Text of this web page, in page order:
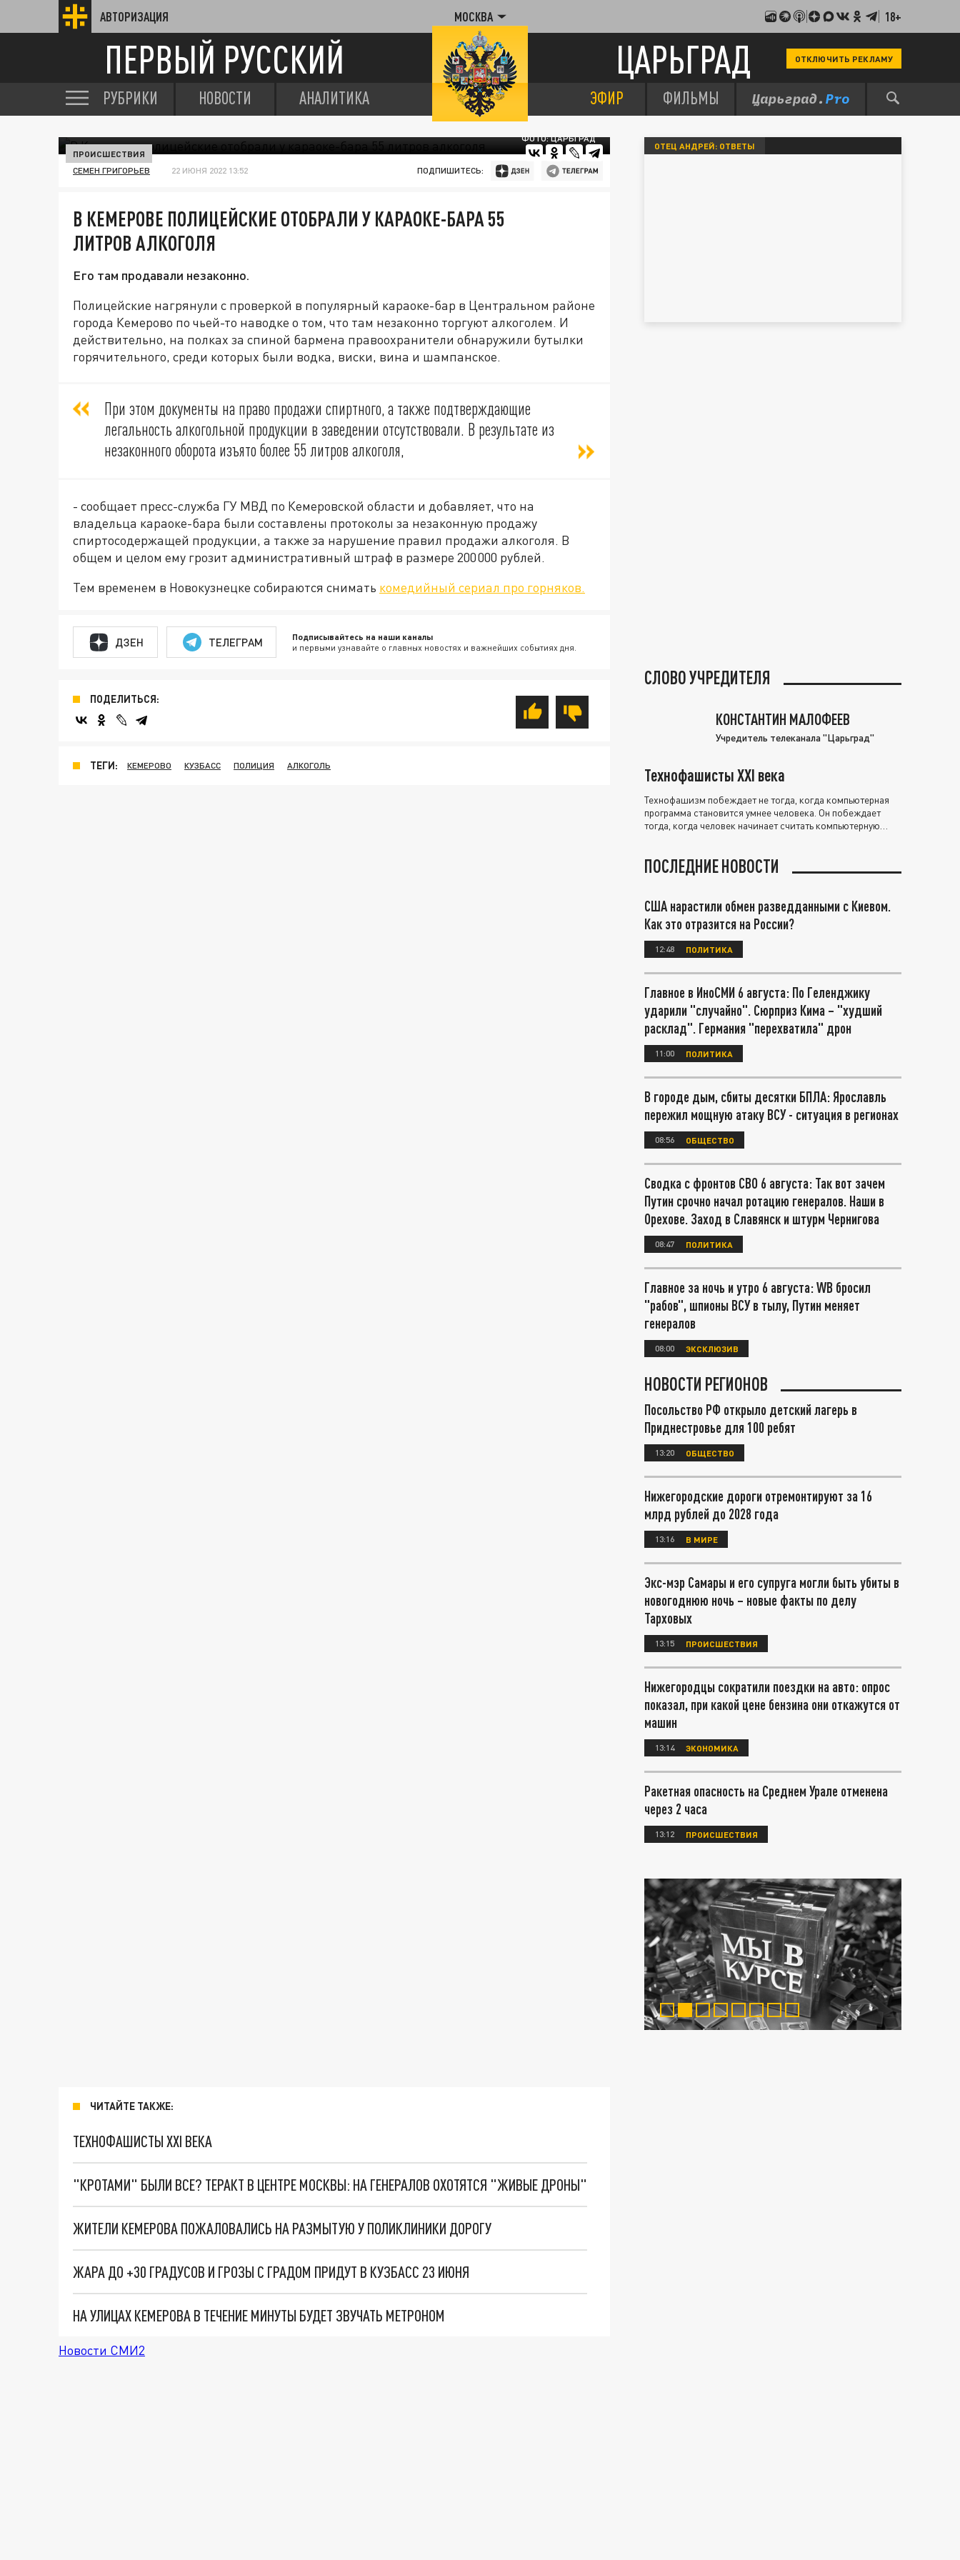
АВТОРИЗАЦИЯ МОСКВА 18+
ПЕРВЫЙ РУССКИЙ ЦАРЬГРАД ОТКЛЮЧИТЬ РЕКЛАМУ
РУБРИКИ НОВОСТИ АНАЛИТИКА ЭФИР ФИЛЬМЫ
ФОТО: ЦАРЬГРАД
ПРОИСШЕСТВИЯ
СЕМЕН ГРИГОРЬЕВ 22 ИЮНЯ 2022 13:52 ПОДПИШИТЕСЬ:
В КЕМЕРОВЕ ПОЛИЦЕЙСКИЕ ОТОБРАЛИ У КАРАОКЕ-БАРА 55
ЛИТРОВ АЛКОГОЛЯ
Его там продавали незаконно.
Полицейские нагрянули с проверкой в популярный караоке-бар в Центральном районе
города Кемерово по чьей-то наводке о том, что там незаконно торгуют алкоголем. И
действительно, на полках за спиной бармена правоохранители обнаружили бутылки
горячительного, среди которых были водка, виски, вина и шампанское.
При этом документы на право продажи спиртного, а также подтверждающие
легальность алкогольной продукции в заведении отсутствовали. В результате из
незаконного оборота изъято более 55 литров алкоголя,
- сообщает пресс-служба ГУ МВД по Кемеровской области и добавляет, что на
владельца караоке-бара были составлены протоколы за незаконную продажу
спиртосодержащей продукции, а также за нарушение правил продажи алкоголя. В
общем и целом ему грозит административный штраф в размере 200 000 рублей.
Тем временем в Новокузнецке собираются снимать комедийный сериал про горняков.
ДЗЕН ТЕЛЕГРАМ Подписывайтесь на наши каналы
и первыми узнавайте о главных новостях и важнейших событиях дня.
ПОДЕЛИТЬСЯ:
ТЕГИ: КЕМЕРОВО КУЗБАСС ПОЛИЦИЯ АЛКОГОЛЬ
ЧИТАЙТЕ ТАКЖЕ:
ТЕХНОФАШИСТЫ XXI ВЕКА
"КРОТАМИ" БЫЛИ ВСЕ? ТЕРАКТ В ЦЕНТРЕ МОСКВЫ: НА ГЕНЕРАЛОВ ОХОТЯТСЯ "ЖИВЫЕ ДРОНЫ"
ЖИТЕЛИ КЕМЕРОВА ПОЖАЛОВАЛИСЬ НА РАЗМЫТУЮ У ПОЛИКЛИНИКИ ДОРОГУ
ЖАРА ДО +30 ГРАДУСОВ И ГРОЗЫ С ГРАДОМ ПРИДУТ В КУЗБАСС 23 ИЮНЯ
НА УЛИЦАХ КЕМЕРОВА В ТЕЧЕНИЕ МИНУТЫ БУДЕТ ЗВУЧАТЬ МЕТРОНОМ
Новости СМИ2
ОТЕЦ АНДРЕЙ: ОТВЕТЫ
СЛОВО УЧРЕДИТЕЛЯ
КОНСТАНТИН МАЛОФЕЕВ
Учредитель телеканала "Царьград"
Технофашисты XXI века
Технофашизм побеждает не тогда, когда компьютерная
программа становится умнее человека. Он побеждает
тогда, когда человек начинает считать компьютерную
ПОСЛЕДНИЕ НОВОСТИ
США нарастили обмен разведданными с Киевом.
Как это отразится на России?
12:48 ПОЛИТИКА
Главное в ИноСМИ 6 августа: По Геленджику
ударили "случайно". Сюрприз Кима – "худший
расклад". Германия "перехватила" дрон
11:00 ПОЛИТИКА
В городе дым, сбиты десятки БПЛА: Ярославль
пережил мощную атаку ВСУ - ситуация в регионах
08:56 ОБЩЕСТВО
Сводка с фронтов СВО 6 августа: Так вот зачем
Путин срочно начал ротацию генералов. Наши в
Орехове. Заход в Славянск и штурм Чернигова
08:47 ПОЛИТИКА
Главное за ночь и утро 6 августа: WB бросил
"рабов", шпионы ВСУ в тылу, Путин меняет
генералов
08:00 ЭКСКЛЮЗИВ
НОВОСТИ РЕГИОНОВ
Посольство РФ открыло детский лагерь в
Приднестровье для 100 ребят
13:20 ОБЩЕСТВО
Нижегородские дороги отремонтируют за 16
млрд рублей до 2028 года
13:16 В МИРЕ
Экс-мэр Самары и его супруга могли быть убиты в
новогоднюю ночь – новые факты по делу
Тарховых
13:15 ПРОИСШЕСТВИЯ
Нижегородцы сократили поездки на авто: опрос
показал, при какой цене бензина они откажутся от
машин
13:14 ЭКОНОМИКА
Ракетная опасность на Среднем Урале отменена
через 2 часа
13:12 ПРОИСШЕСТВИЯ